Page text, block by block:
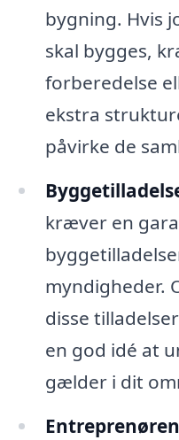
bygning. Hvis
skal bygges,
forberedelse
ekstra
påvirke de
kræver en
myndigheder.
disse
en god idé at
gælder i dit